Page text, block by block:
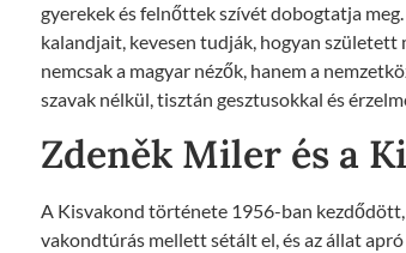
gyerekek és felnőttek szívét dobogtatja
kalandjait, kevesen tudják, hogyan
nemcsak a magyar nézők, hanem a
szavak nélkül, tisztán gesztusokkal és
Zdeněk Miler és a
A Kisvakond története 1956-ban
vakondtúrás mellett sétált el, és az állat